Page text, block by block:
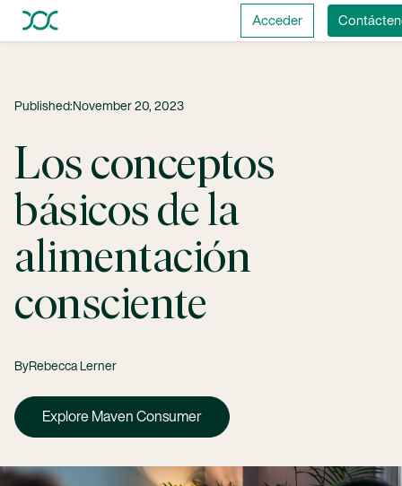
Acceder
Published: November 20, 2023
Los conceptos
básicos de la
alimentación
consciente
ByRebecca Lerner
Explore Maven Consumer